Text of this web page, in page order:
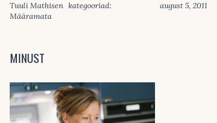
august 5, 2011
Tuuli Mathisen kategooriad:
Määramata
MINUST